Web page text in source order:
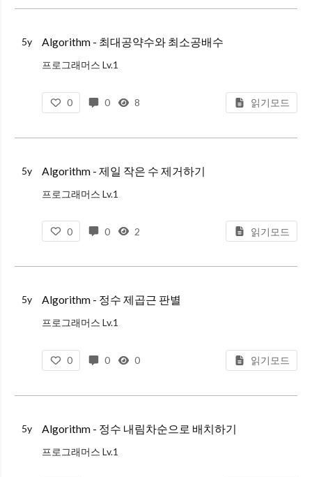
5y Algorithm - 최대공약수와 최소공배수
프로그래머스 Lv.1
두 수를 입력받아 두 수의 최대공약수와 최소공배수를 반환하는 함수, solution을 완성해 보세요. 배열의 맨 앞에 최대공약수, 그다음 최소공배수를 넣어 반환하면 됩니다. 예를 들어 두 수 3,
0 0 8 읽기모드
5y Algorithm - 제일 작은 수 제거하기
프로그래머스 Lv.1
정수를 저장한 배열, arr 에서 가장 작은 수를 제거한 배열을 리턴하는 함수, solution을 완성해주세요. 단, 리턴하려는 배열이 빈 배열인 경우엔 배열에 -1을 채워 리턴하세요. 예를들어 a
0 0 2 읽기모드
5y Algorithm - 정수 제곱근 판별
프로그래머스 Lv.1
임의의 양의 정수 n에 대해, n이 어떤 양의 정수 x의 제곱인지 아닌지 판단하려 합니다.
0 0 0 읽기모드
5y Algorithm - 정수 내림차순으로 배치하기
프로그래머스 Lv.1